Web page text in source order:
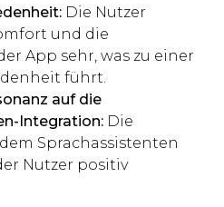
Die Nutzer
und die
App sehr, was zu einer
führt.
auf die
Integration: Die
Sprachassistenten
Nutzer positiv